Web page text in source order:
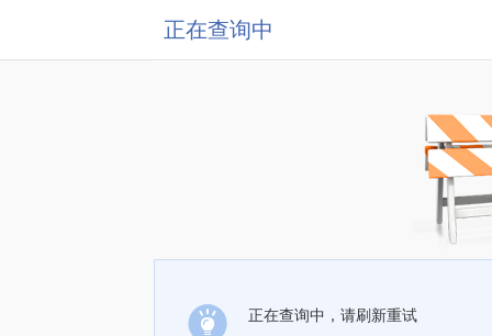
正在查询中
正在查询中，请刷新重试